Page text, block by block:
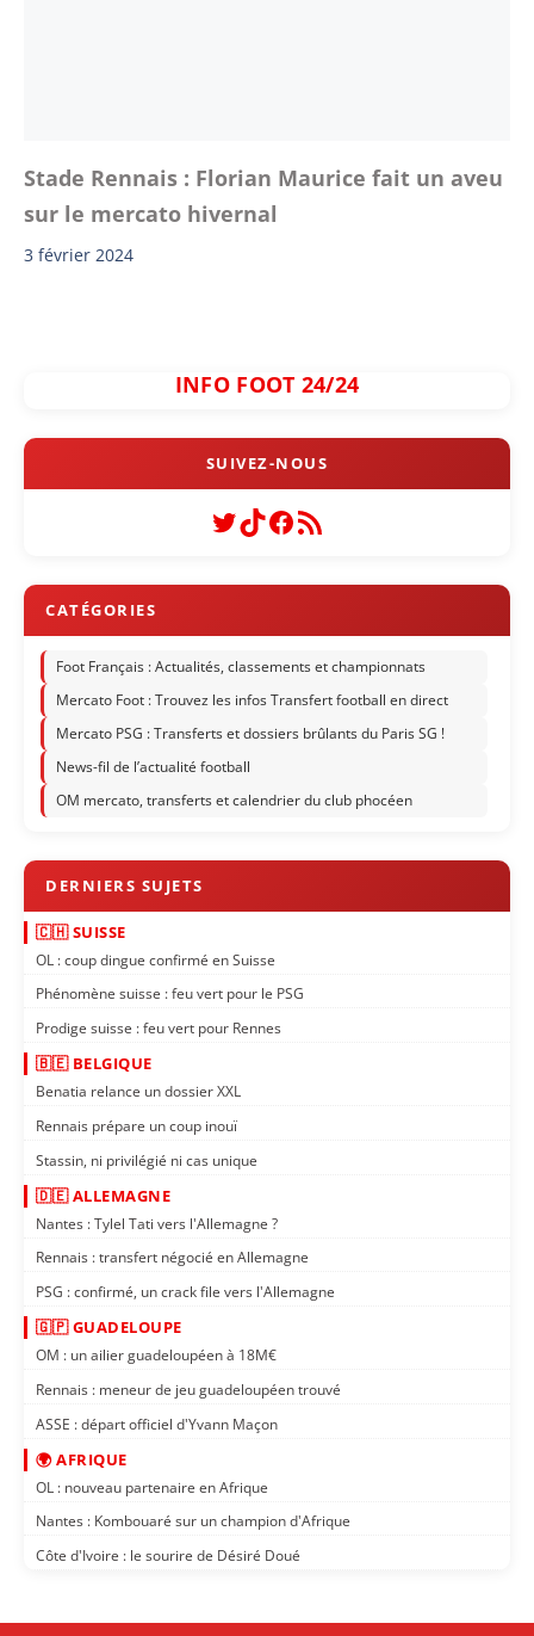
Stade Rennais : Florian Maurice fait un aveu
sur le mercato hivernal
3 février 2024
INFO FOOT 24/24
Twitter
TikTok
Facebook
Flux RSS
Foot Français : Actualités, classements et championnats
Mercato Foot : Trouvez les infos Transfert football en direct
Mercato PSG : Transferts et dossiers brûlants du Paris SG !
News-fil de l’actualité football
OM mercato, transferts et calendrier du club phocéen
🇨🇭 SUISSE
OL : coup dingue confirmé en Suisse
Phénomène suisse : feu vert pour le PSG
Prodige suisse : feu vert pour Rennes
🇧🇪 BELGIQUE
Benatia relance un dossier XXL
Rennais prépare un coup inouï
Stassin, ni privilégié ni cas unique
🇩🇪 ALLEMAGNE
Nantes : Tylel Tati vers l'Allemagne ?
Rennais : transfert négocié en Allemagne
PSG : confirmé, un crack file vers l'Allemagne
🇬🇵 GUADELOUPE
OM : un ailier guadeloupéen à 18M€
Rennais : meneur de jeu guadeloupéen trouvé
ASSE : départ officiel d'Yvann Maçon
🌍 AFRIQUE
OL : nouveau partenaire en Afrique
Nantes : Kombouaré sur un champion d'Afrique
Côte d'Ivoire : le sourire de Désiré Doué